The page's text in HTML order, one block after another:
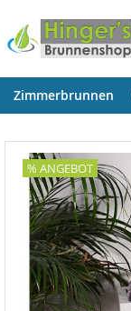
Zimmerbrunnen
% ANGEBOT